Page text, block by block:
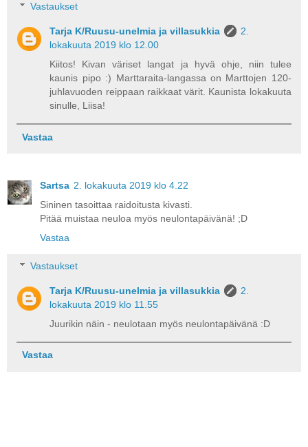
Vastaukset
Tarja K/Ruusu-unelmia ja villasukkia
2.
lokakuuta 2019 klo 12.00
Kiitos! Kivan väriset langat ja hyvä ohje, niin tulee
kaunis pipo :) Marttaraita-langassa on Marttojen 120-
juhlavuoden reippaan raikkaat värit. Kaunista lokakuuta
sinulle, Liisa!
Vastaa
Sartsa 2. lokakuuta 2019 klo 4.22
Sininen tasoittaa raidoitusta kivasti.
Pitää muistaa neuloa myös neulontapäivänä! ;D
Vastaa
Vastaukset
Tarja K/Ruusu-unelmia ja villasukkia
2.
lokakuuta 2019 klo 11.55
Juurikin näin - neulotaan myös neulontapäivänä :D
Vastaa